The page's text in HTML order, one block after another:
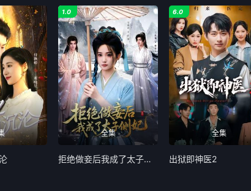
全集
1.0
拒绝做妾后我成了太子侧妃
全集
6.0
出狱即神医2